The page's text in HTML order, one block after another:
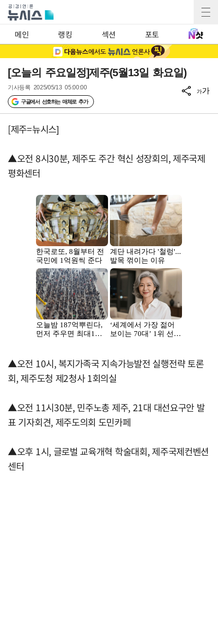
메인 랭킹 섹션 포토
[오늘의 주요일정]제주(5월13일 화요일)
기사등록 2025/05/13 05:00:00
구글에서 선호하는 매체로 추가
가가
[제주=뉴시스]
▲오전 8시30분, 제주도 주간 혁신 성장회의, 제주국제
평화센터
▲오전 10시, 복지가족국 지속가능발전 실행전략 토론
회, 제주도청 제2청사 1회의실
▲오전 11시30분, 민주노총 제주, 21대 대선요구안 발
표 기자회견, 제주도의회 도민카페
▲오후 1시, 글로벌 교육개혁 학술대회, 제주국제컨벤션
센터